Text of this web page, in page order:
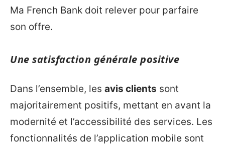
Ma French Bank doit relever pour parfaire
son offre.
Une satisfaction générale positive
Dans l’ensemble, les avis clients sont
majoritairement positifs, mettant en avant la
modernité et l’accessibilité des services. Les
fonctionnalités de l’application mobile sont